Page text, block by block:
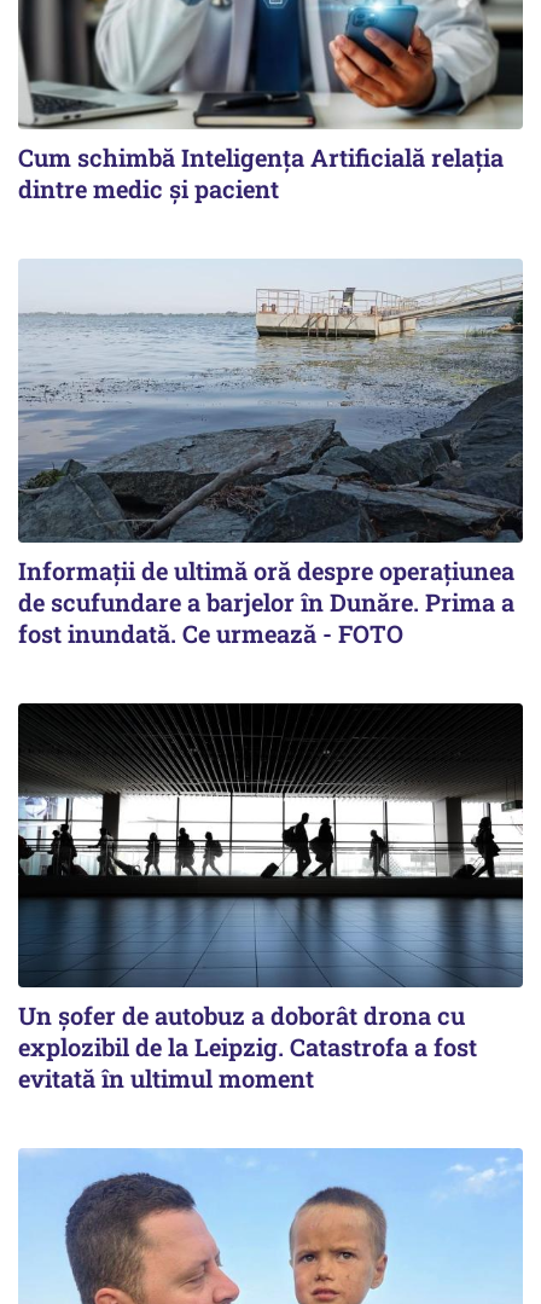
Cum schimbă Inteligența Artificială relația
dintre medic și pacient
Informații de ultimă oră despre operațiunea
de scufundare a barjelor în Dunăre. Prima a
fost inundată. Ce urmează - FOTO
Un șofer de autobuz a doborât drona cu
explozibil de la Leipzig. Catastrofa a fost
evitată în ultimul moment